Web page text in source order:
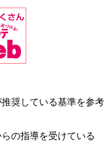
奨している基準を参考
の指導を受けている